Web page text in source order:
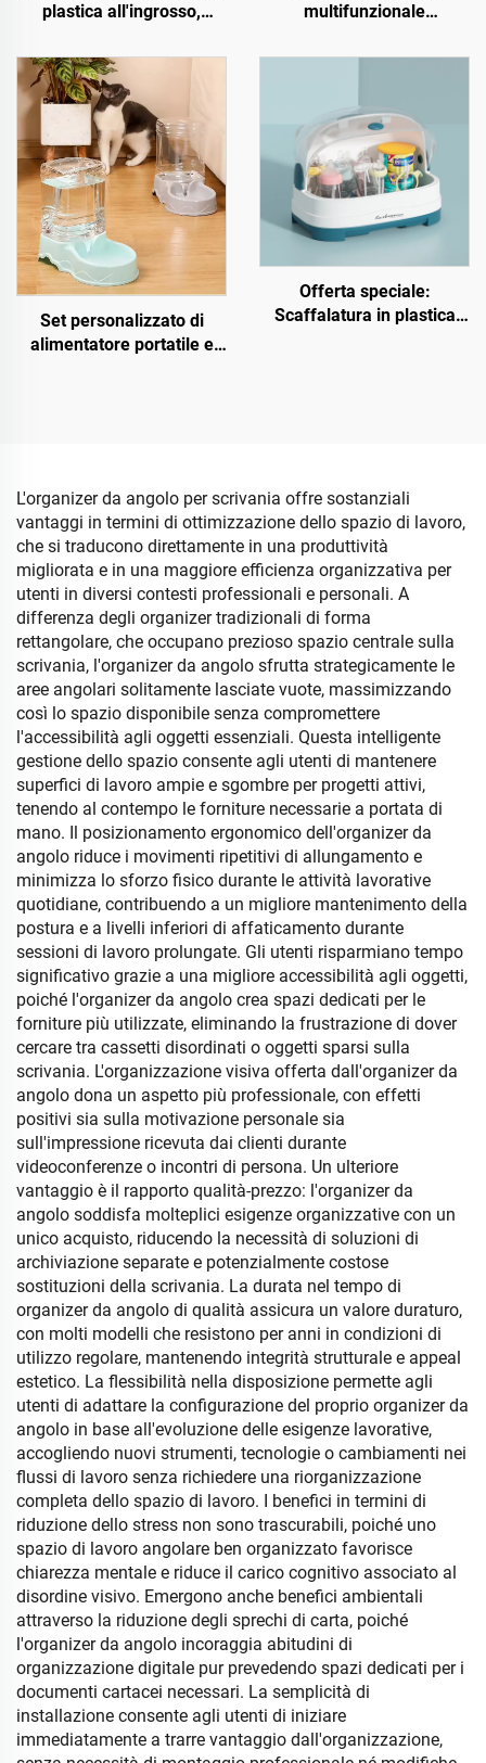
plastica all'ingrosso,
porta carta da bagno
multifunzionale
con doppia apertura,
campeggio
Set personalizzato di
alimentatore portatile e
Offerta speciale:
Scaffalatura in plastica
L'organizer da angolo per scrivania offre sostanziali
vantaggi in termini di ottimizzazione dello spazio di lavoro,
che si traducono direttamente in una produttività
migliorata e in una maggiore efficienza organizzativa per
utenti in diversi contesti professionali e personali. A
differenza degli organizer tradizionali di forma
rettangolare, che occupano prezioso spazio centrale sulla
scrivania, l'organizer da angolo sfrutta strategicamente le
aree angolari solitamente lasciate vuote, massimizzando
così lo spazio disponibile senza compromettere
l'accessibilità agli oggetti essenziali. Questa intelligente
gestione dello spazio consente agli utenti di mantenere
superfici di lavoro ampie e sgombre per progetti attivi,
tenendo al contempo le forniture necessarie a portata di
mano. Il posizionamento ergonomico dell'organizer da
angolo riduce i movimenti ripetitivi di allungamento e
minimizza lo sforzo fisico durante le attività lavorative
quotidiane, contribuendo a un migliore mantenimento della
postura e a livelli inferiori di affaticamento durante
sessioni di lavoro prolungate. Gli utenti risparmiano tempo
significativo grazie a una migliore accessibilità agli oggetti,
poiché l'organizer da angolo crea spazi dedicati per le
forniture più utilizzate, eliminando la frustrazione di dover
cercare tra cassetti disordinati o oggetti sparsi sulla
scrivania. L'organizzazione visiva offerta dall'organizer da
angolo dona un aspetto più professionale, con effetti
positivi sia sulla motivazione personale sia
sull'impressione ricevuta dai clienti durante
videoconferenze o incontri di persona. Un ulteriore
vantaggio è il rapporto qualità-prezzo: l'organizer da
angolo soddisfa molteplici esigenze organizzative con un
unico acquisto, riducendo la necessità di soluzioni di
archiviazione separate e potenzialmente costose
sostituzioni della scrivania. La durata nel tempo di
organizer da angolo di qualità assicura un valore duraturo,
con molti modelli che resistono per anni in condizioni di
utilizzo regolare, mantenendo integrità strutturale e appeal
estetico. La flessibilità nella disposizione permette agli
utenti di adattare la configurazione del proprio organizer da
angolo in base all'evoluzione delle esigenze lavorative,
accogliendo nuovi strumenti, tecnologie o cambiamenti nei
flussi di lavoro senza richiedere una riorganizzazione
completa dello spazio di lavoro. I benefici in termini di
riduzione dello stress non sono trascurabili, poiché uno
spazio di lavoro angolare ben organizzato favorisce
chiarezza mentale e riduce il carico cognitivo associato al
disordine visivo. Emergono anche benefici ambientali
attraverso la riduzione degli sprechi di carta, poiché
l'organizer da angolo incoraggia abitudini di
organizzazione digitale pur prevedendo spazi dedicati per i
documenti cartacei necessari. La semplicità di
installazione consente agli utenti di iniziare
immediatamente a trarre vantaggio dall'organizzazione,